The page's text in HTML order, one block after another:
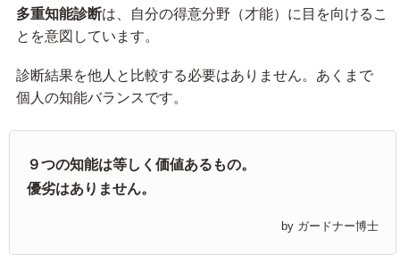
多重知能診断は、自分の得意分野（才能）に目を向けるこ
とを意図しています。
診断結果を他人と比較する必要はありません。あくまで
個人の知能バランスです。
９つの知能は等しく価値あるもの。
優劣はありません。
by ガードナー博士